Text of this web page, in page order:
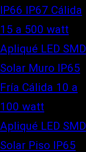
IP66 IP67 Cálida
15 a 500 watt
Apliqué LED SMD
Solar Muro IP65
Fría Cálida 10 a
100 watt
Apliqué LED SMD
Solar Piso IP65